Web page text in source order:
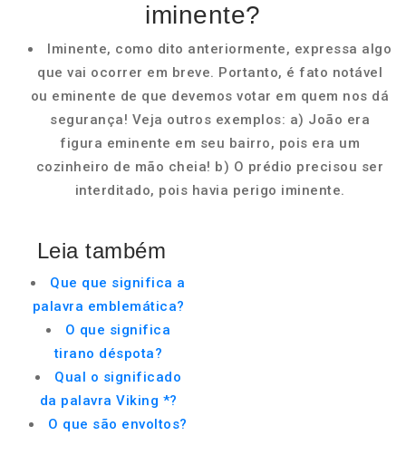
iminente?
Iminente, como dito anteriormente, expressa algo
que vai ocorrer em breve. Portanto, é fato notável
ou eminente de que devemos votar em quem nos dá
segurança! Veja outros exemplos: a) João era
figura eminente em seu bairro, pois era um
cozinheiro de mão cheia! b) O prédio precisou ser
interditado, pois havia perigo iminente.
Leia também
Que que significa a
palavra emblemática?
O que significa
tirano déspota?
Qual o significado
da palavra Viking *?
O que são envoltos?